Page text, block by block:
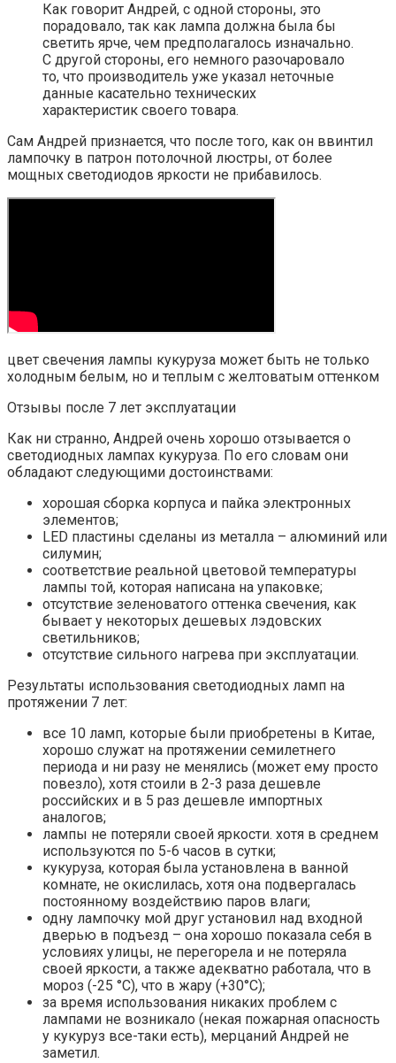
Как говорит Андрей, с одной стороны, это
порадовало, так как лампа должна была бы
светить ярче, чем предполагалось изначально.
С другой стороны, его немного разочаровало
то, что производитель уже указал неточные
данные касательно технических
характеристик своего товара.
Сам Андрей признается, что после того, как он ввинтил
лампочку в патрон потолочной люстры, от более
мощных светодиодов яркости не прибавилось.
цвет свечения лампы кукуруза может быть не только
холодным белым, но и теплым с желтоватым оттенком
Отзывы после 7 лет эксплуатации
Как ни странно, Андрей очень хорошо отзывается о
светодиодных лампах кукуруза. По его словам они
обладают следующими достоинствами:
хорошая сборка корпуса и пайка электронных
элементов;
LED пластины сделаны из металла – алюминий или
силумин;
соответствие реальной цветовой температуры
лампы той, которая написана на упаковке;
отсутствие зеленоватого оттенка свечения, как
бывает у некоторых дешевых лэдовских
светильников;
отсутствие сильного нагрева при эксплуатации.
Результаты использования светодиодных ламп на
протяжении 7 лет:
все 10 ламп, которые были приобретены в Китае,
хорошо служат на протяжении семилетнего
периода и ни разу не менялись (может ему просто
повезло), хотя стоили в 2-3 раза дешевле
российских и в 5 раз дешевле импортных
аналогов;
лампы не потеряли своей яркости. хотя в среднем
используются по 5-6 часов в сутки;
кукуруза, которая была установлена в ванной
комнате, не окислилась, хотя она подвергалась
постоянному воздействию паров влаги;
одну лампочку мой друг установил над входной
дверью в подъезд – она хорошо показала себя в
условиях улицы, не перегорела и не потеряла
своей яркости, а также адекватно работала, что в
мороз (-25 °C), что в жару (+30°C);
за время использования никаких проблем с
лампами не возникало (некая пожарная опасность
у кукуруз все-таки есть), мерцаний Андрей не
заметил.